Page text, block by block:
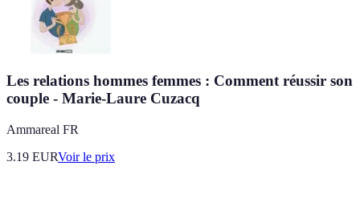
Les relations hommes femmes : Comment réussir son
couple - Marie-Laure Cuzacq
Ammareal FR
3.19 EURVoir le prix